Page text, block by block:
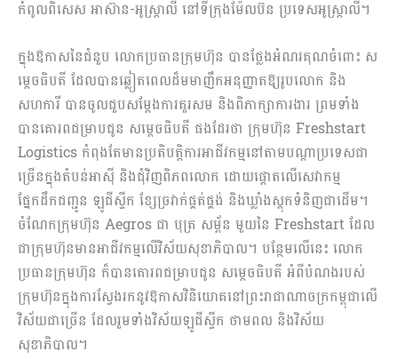
កំពូលពិសេស អាស៊ាន-អូស្រ្តាលី នៅទីក្រុងម៉ែលប៊ន ប្រទេសអូស្ត្រាលី។
ក្នុងឱកាសនៃជំនួប លោកប្រធានក្រុមហ៊ុន បានថ្លែងអំណរគុណចំពោះ ស
ម្តេចធិបតី ដែលបានឆ្លៀតពេលដ៏មមាញឹកអនុញ្ញាតឱ្យរូបលោក និង
សហការី បានចូលជួបសម្តែងការគួរសម និងពិភាក្សាការងារ ព្រមទាំង
បានគោរពជម្រាបជូន សម្ដេចធិបតី ផងដែរថា ក្រុមហ៊ុន Freshstart
Logistics កំពុងតែមានប្រតិបត្តិការអាជីវកម្មនៅតាមបណ្ដាប្រទេសជា
ច្រើនក្នុងតំបន់អាស៊ី និងជុំវិញពិភពលោក ដោយផ្ដោតលើសេវាកម្ម
ផ្នែកដឹកជញ្ជូន ឡូជីស្ទីក ខ្សែច្រវាក់ផ្គត់ផ្គង់ និងឃ្លាំងស្តុកទំនិញជាដើម។
ចំណែកក្រុមហ៊ុន Aegros ជា បុត្រ សម្ព័ន មួយនៃ Freshstart ដែល
ជាក្រុមហ៊ុនមានអាជីវកម្មលើវិស័យសុខាភិបាល។ បន្ថែមលើនេះ លោក
ប្រធានក្រុមហ៊ុន ក៏បានគោរពជម្រាបជូន សម្ដេចធិបតី អំពីបំណងរបស់
ក្រុមហ៊ុនក្នុងការស្វែងរកនូវឱកាសវិនិយោគនៅព្រះរាជាណាចក្រកម្ពុជាលើ
វិស័យជាច្រើន ដែលរួមទាំងវិស័យឡូជីស្ទីក ថាមពល និងវិស័យ
សុខាភិបាល។